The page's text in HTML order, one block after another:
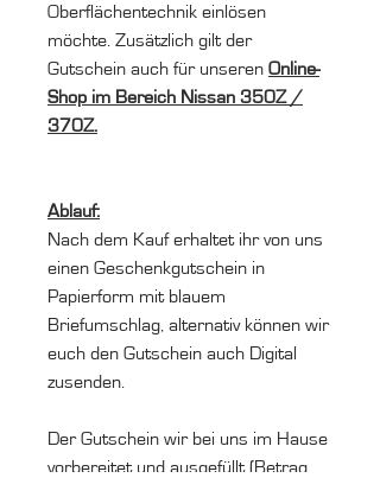
Oberflächentechnik einlösen
möchte. Zusätzlich gilt der
Gutschein auch für unseren Online-
Shop im Bereich Nissan 350Z /
370Z.
Ablauf:
Nach dem Kauf erhaltet ihr von uns
einen Geschenkgutschein in
Papierform mit blauem
Briefumschlag, alternativ können wir
euch den Gutschein auch Digital
zusenden.
Der Gutschein wir bei uns im Hause
vorbereitet und ausgefüllt (Betrag,